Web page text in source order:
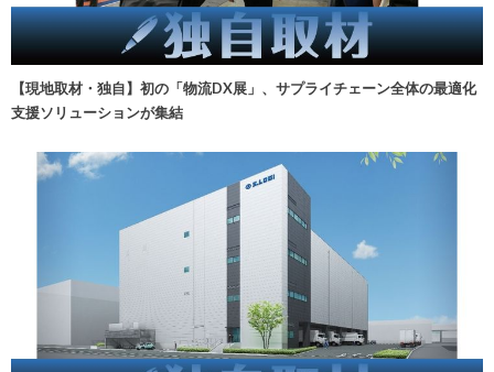
【現地取材・独自】初の「物流DX展」、サプライチェーン全体の最適化
支援ソリューションが集結